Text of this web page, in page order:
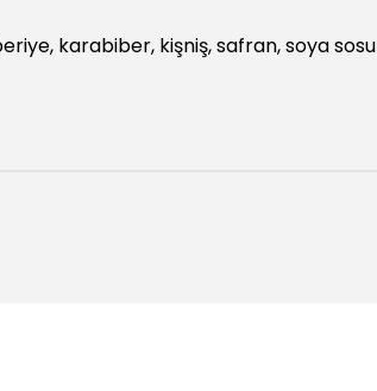
karabiber, kişniş, safran, soya sosu